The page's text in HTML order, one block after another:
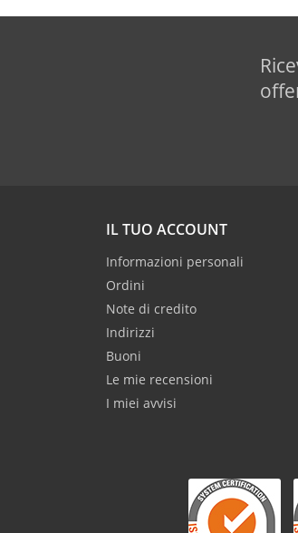
IL TUO ACCOUNT
Informazioni personali
Ordini
Note di credito
Indirizzi
Buoni
Le mie recensioni
I miei avvisi